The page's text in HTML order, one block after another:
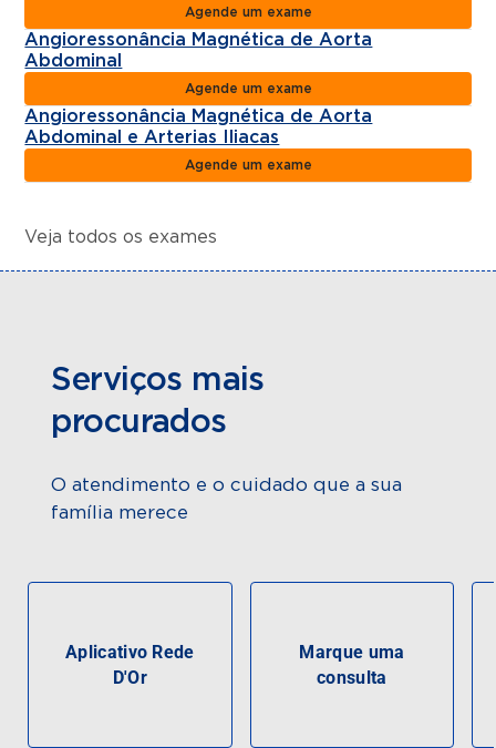
Agende um exame
Angioressonância Magnética de Aorta
Abdominal
Agende um exame
Angioressonância Magnética de Aorta
Abdominal e Arterias Iliacas
Agende um exame
Veja todos os exames
Serviços mais
procurados
O atendimento e o cuidado que a sua
família merece
Aplicativo Rede
D'Or
Marque uma
consulta